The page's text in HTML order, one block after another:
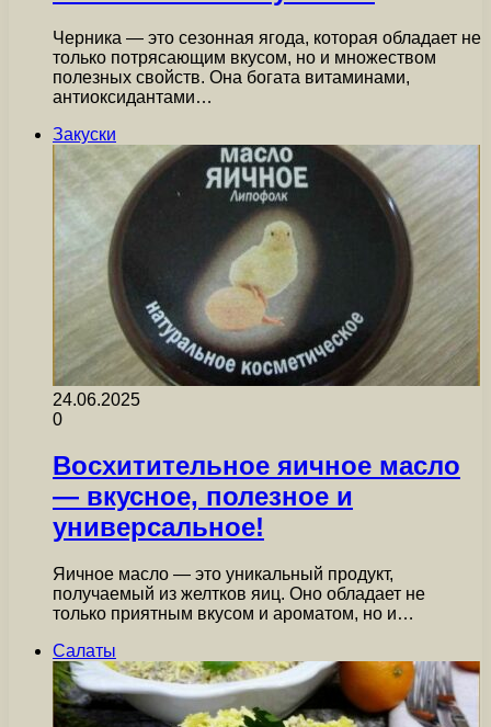
Черника — это сезонная ягода, которая обладает не
только потрясающим вкусом, но и множеством
полезных свойств. Она богата витаминами,
антиоксидантами…
Закуски
24.06.2025
0
Восхитительное яичное масло
— вкусное, полезное и
универсальное!
Яичное масло — это уникальный продукт,
получаемый из желтков яиц. Оно обладает не
только приятным вкусом и ароматом, но и…
Салаты